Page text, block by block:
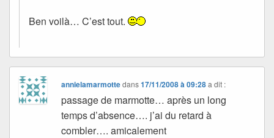
Ben voilà… C’est tout.
annielamarmottedans17/11/2008 à 09:28 a dit :
passage de marmotte… après un long
temps d’absence…. j’ai du retard à
combler…. amicalement